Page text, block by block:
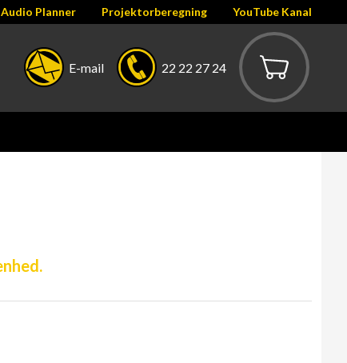
Audio Planner Projektorberegning YouTube Kanal
22 22 27 24
E-mail